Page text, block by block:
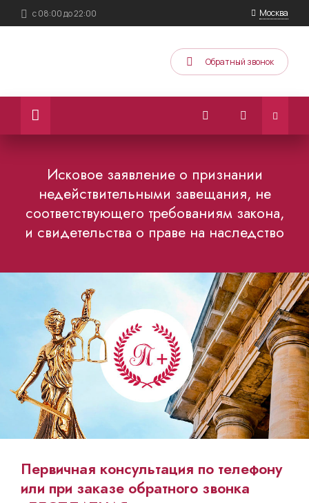
с 08:00 до 22:00 Москва
Обратный звонок
Исковое заявление о признании
недействительными завещания, не
соответствующего требованиям закона,
и свидетельства о праве на наследство
Первичная консультация по телефону
или при заказе обратного звонка